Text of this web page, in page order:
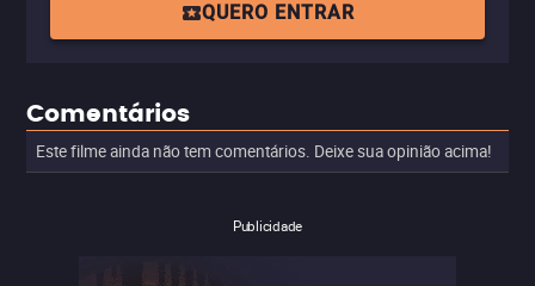
QUERO ENTRAR
Comentários
Este filme ainda não tem comentários. Deixe sua opinião acima!
Publicidade